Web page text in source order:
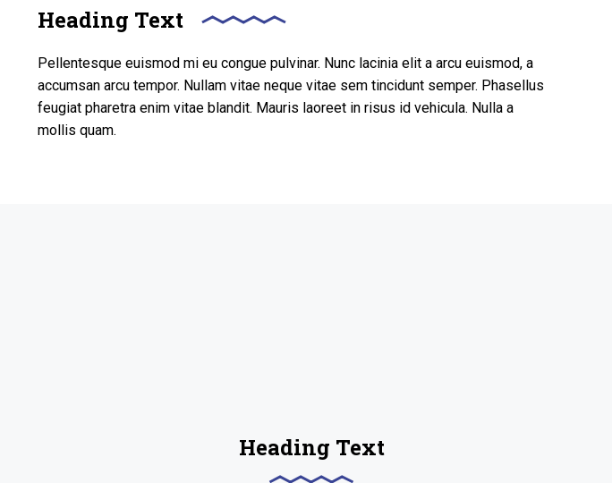
Heading Text
Pellentesque euismod mi eu congue pulvinar. Nunc lacinia elit a arcu euismod, a
accumsan arcu tempor. Nullam vitae neque vitae sem tincidunt semper. Phasellus
feugiat pharetra enim vitae blandit. Mauris laoreet in risus id vehicula. Nulla a
mollis quam.
Heading Text